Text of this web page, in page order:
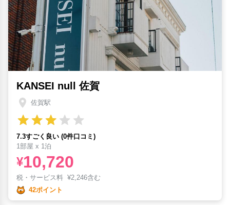
KANSEI null 佐賀
佐賀駅
7.3すごく良い (0件口コミ)
1部屋 x 1泊
¥10,720
税・サービス料 ¥2,246含む
42ポイント